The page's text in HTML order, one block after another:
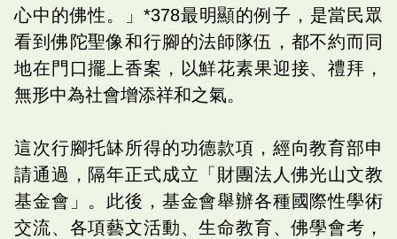
心中的佛性。」*378最明顯的例子，是當民眾
看到佛陀聖像和行腳的法師隊伍，都不約而同
地在門口擺上香案，以鮮花素果迎接、禮拜，
無形中為社會增添祥和之氣。
這次行腳托缽所得的功德款項，經向教育部申
請通過，隔年正式成立「財團法人佛光山文教
基金會」。此後，基金會舉辦各種國際性學術
交流、各項藝文活動、生命教育、佛學會考，